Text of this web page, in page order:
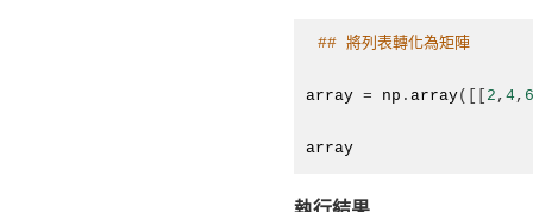
## 將列表轉化為矩陣
array = np . array([[ 2 , 4, 6
array